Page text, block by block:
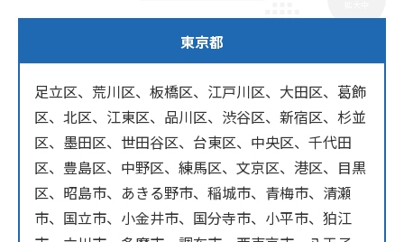
東京都
足立区、荒川区、板橋区、江戸川区、大田区、葛飾
区、北区、江東区、品川区、渋谷区、新宿区、杉並
区、墨田区、世田谷区、台東区、中央区、千代田
区、豊島区、中野区、練馬区、文京区、港区、目黒
区、昭島市、あきる野市、稲城市、青梅市、清瀬
市、国立市、小金井市、国分寺市、小平市、狛江